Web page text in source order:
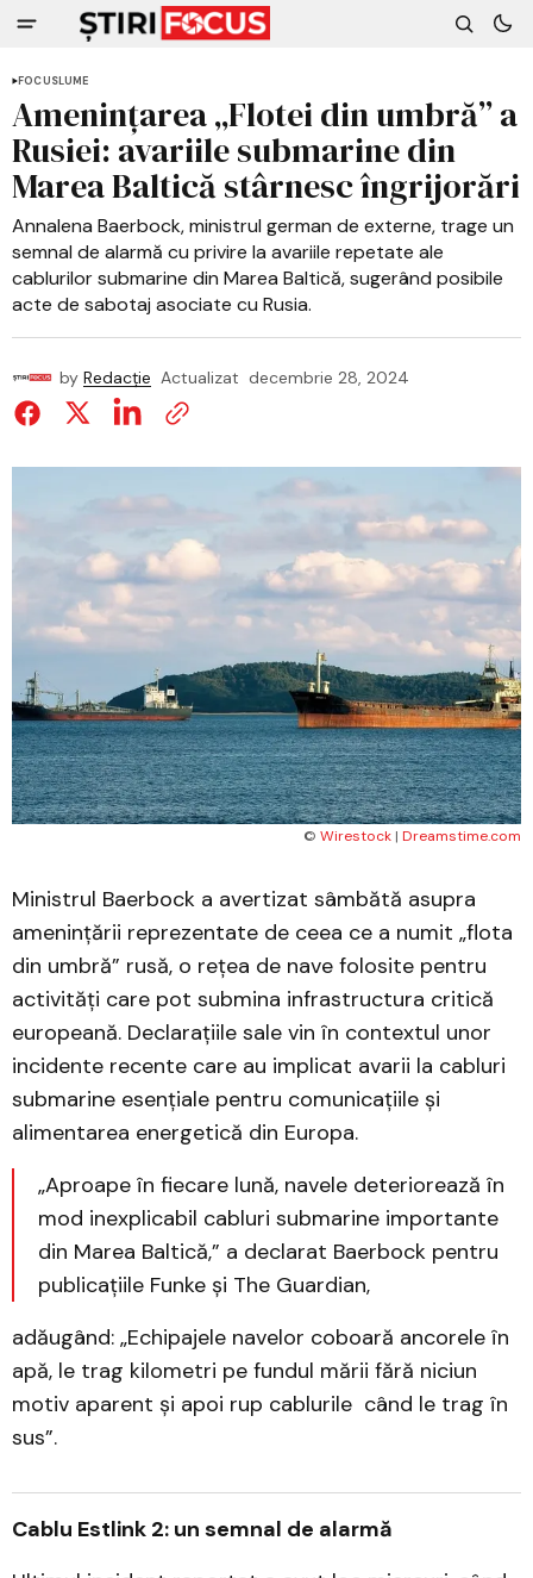
FOCUSLUME
Amenințarea „Flotei din umbră” a
Rusiei: avariile submarine din
Marea Baltică stârnesc îngrijorări
Annalena Baerbock, ministrul german de externe, trage un
semnal de alarmă cu privire la avariile repetate ale
cablurilor submarine din Marea Baltică, sugerând posibile
acte de sabotaj asociate cu Rusia.
by Redacție Actualizat decembrie 28, 2024
© Wirestock | Dreamstime.com
Ministrul Baerbock a avertizat sâmbătă asupra
amenințării reprezentate de ceea ce a numit „flota
din umbră” rusă, o rețea de nave folosite pentru
activități care pot submina infrastructura critică
europeană. Declarațiile sale vin în contextul unor
incidente recente care au implicat avarii la cabluri
submarine esențiale pentru comunicațiile și
alimentarea energetică din Europa.
„Aproape în fiecare lună, navele deteriorează în
mod inexplicabil cabluri submarine importante
din Marea Baltică,” a declarat Baerbock pentru
publicațiile Funke și The Guardian,
adăugând: „Echipajele navelor coboară ancorele în
apă, le trag kilometri pe fundul mării fără niciun
motiv aparent și apoi rup cablurile când le trag în
sus”.
Cablu Estlink 2: un semnal de alarmă